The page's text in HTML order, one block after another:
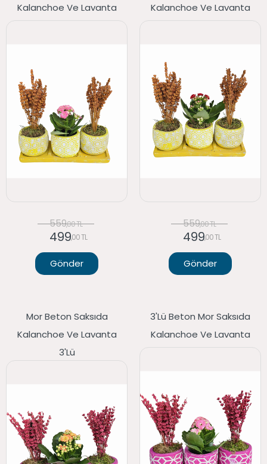
Kalanchoe Ve Lavanta
559,00 TL
499,00 TL
Gönder
Kalanchoe Ve Lavanta
559,00 TL
499,00 TL
Gönder
Mor Beton Saksıda
Kalanchoe Ve Lavanta
3'lü
3'lü Beton Mor Saksıda
Kalanchoe Ve Lavanta